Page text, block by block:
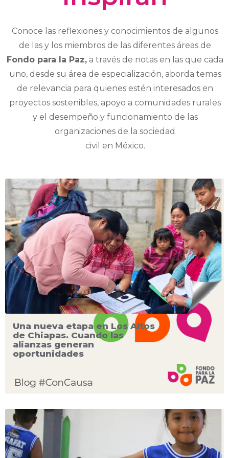
Conoce las reflexiones y conocimientos de algunos
de las y los miembros de las diferentes áreas de
Fondo para la Paz, a través de notas en las que cada
uno, desde su área de especialización, aborda temas
de relevancia para quienes estén interesados en
proyectos sostenibles, apoyo a comunidades rurales
y el desempeño y funcionamiento de las
organizaciones de la sociedad
civil en México.
Una nueva etapa en Los Altos
de Chiapas. Cuando las
alianzas generan
oportunidades